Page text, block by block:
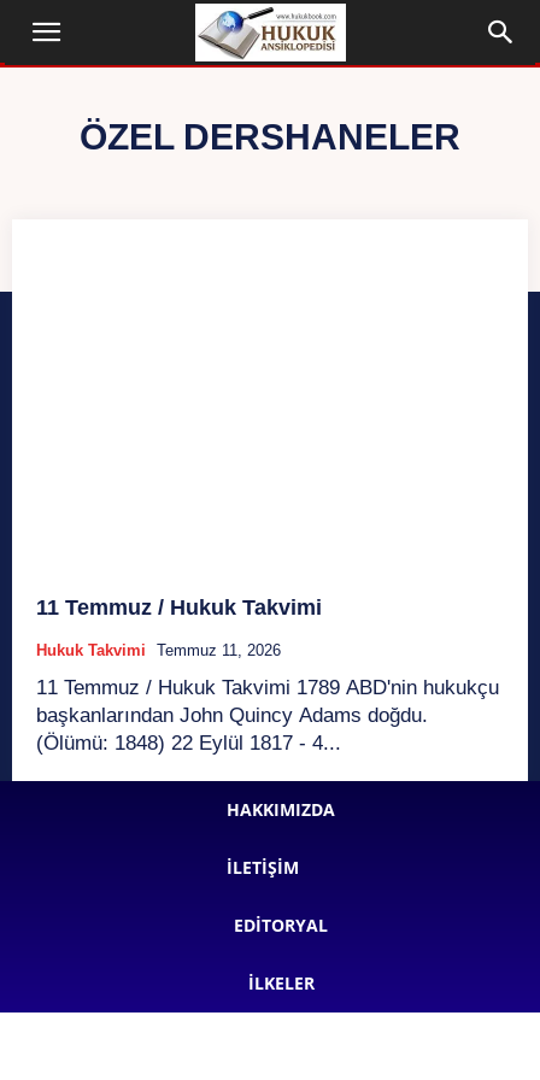
ÖZEL DERSHANELER
11 Temmuz / Hukuk Takvimi
Hukuk Takvimi Temmuz 11, 2026
11 Temmuz / Hukuk Takvimi 1789 ABD'nin hukukçu
başkanlarından John Quincy Adams doğdu.
(Ölümü: 1848) 22 Eylül 1817 - 4...
HAKKIMIZDA
İLETIŞIM
EDITORYAL
İLKELER